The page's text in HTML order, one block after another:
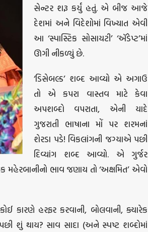
સેન્ટર શરૂ કર્યું હતું. એ બીજ આજે
દેશમાં અને વિદેશોમાં વિખ્યાત એવી
આ ‘સ્પાસ્ટિક સોસાયટી’ ‘ઍડેપ્ટ’માં
ઊગી નીકળ્યું છે.
‘ડિસેબલ્ડ’ શબ્દ આવ્યો એ અગાઉ
તો એ કપરા વાસ્તવ માટે કેવા
અપશબ્દો વપરાતા, એની યાદે
ગુજરાતી ભાષાના મોં પર શરમનાં
શેરડા પડે! વિકલાંગની જગ્યાએ પછી
દિવ્યાંગ શબ્દ આવ્યો. એ ગુર્જર
ભાવ જણાય તો ‘અક્ષમિત’ એવો
કારણે હરફર કરવાની, બોલવાની, ક્યારેક
શું થાય? સાવ સાદા (અને સ્પષ્ટ શબ્દોમાં